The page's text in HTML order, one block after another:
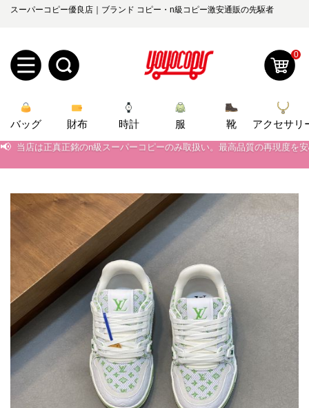
スーパーコピー優良店｜ブランド コピー・n級コピー激安通販の先駆者
規
ロ
ー
管
ら
せ
yoyocopys@gmail.com
2026人気特集
バッグ
財布
時計
服
ズボン
衣装セット
靴
住まい用品
アクセサリー
ベルト
スカーフ
アイフォーンケ
小物
0
バッグ 財布 時計 服 靴 アクセサリ
📢 当店は正真正銘のn級スーパーコピーのみ取扱い。最高品質の再現度を
📢 2026春の新作続々更新中！期間中のご注文でお得な割引をご利用いただ
当店は正真正銘のn級スーパーコピーのみ取扱い。最高品質の再現度を
2026春の新作続々更新中！期間中のご注文でお得な割引をご利用いただ
新作入荷！ルイ・ヴィトンスーパーコピー バッグ最新モデルが登場。